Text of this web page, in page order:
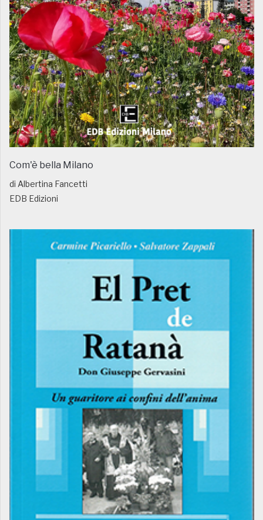
Com'è bella Milano
di Albertina Fancetti
EDB Edizioni